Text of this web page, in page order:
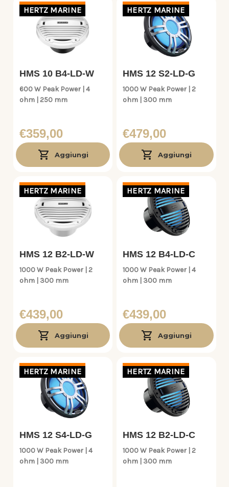
HERTZ MARINE
HMS 10 B4-LD-W
600 W Peak Power | 4
ohm | 250 mm
€359,00
Aggiungi
HERTZ MARINE
HMS 12 S2-LD-G
1000 W Peak Power | 2
ohm | 300 mm
€479,00
Aggiungi
HERTZ MARINE
HMS 12 B2-LD-W
1000 W Peak Power | 2
ohm | 300 mm
€439,00
Aggiungi
HERTZ MARINE
HMS 12 B4-LD-C
1000 W Peak Power | 4
ohm | 300 mm
€439,00
Aggiungi
HERTZ MARINE
HMS 12 S4-LD-G
1000 W Peak Power | 4
ohm | 300 mm
HERTZ MARINE
HMS 12 B2-LD-C
1000 W Peak Power | 2
ohm | 300 mm